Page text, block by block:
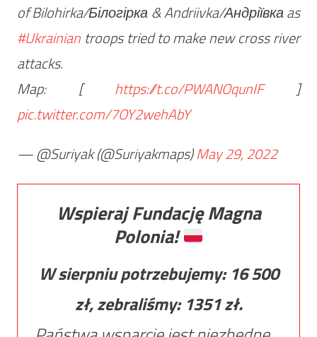
of Bilohirka/Білогірка & Andriivka/Андріївка as
#Ukrainiantroops tried to make new cross river
attacks.
Map: [ https://t.co/PWANOqunIF]
pic.twitter.com/7OY2wehAbY
— @Suriyak (@Suriyakmaps)May 29, 2022
Wspieraj Fundację Magna
Polonia!
W sierpniu potrzebujemy: 16 500
zł, zebraliśmy: 1351zł.